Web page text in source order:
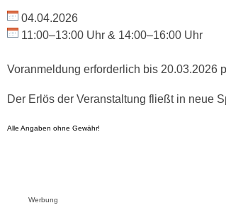
04.04.2026
11:00–13:00 Uhr & 14:00–16:00 Uhr
Voranmeldung erforderlich bis 20.03.2026
Der Erlös der Veranstaltung fließt in neue
Alle Angaben ohne Gewähr!
Werbung